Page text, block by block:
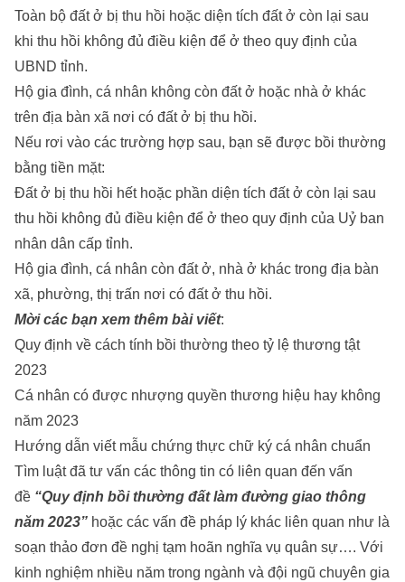
Toàn bộ đất ở bị thu hồi hoặc diện tích đất ở còn lại sau
khi thu hồi không đủ điều kiện để ở theo quy định của
UBND tỉnh.
Hộ gia đình, cá nhân không còn đất ở hoặc nhà ở khác
trên địa bàn xã nơi có đất ở bị thu hồi.
Nếu rơi vào các trường hợp sau, bạn sẽ được bồi thường
bằng tiền mặt:
Đất ở bị thu hồi hết hoặc phần diện tích đất ở còn lại sau
thu hồi không đủ điều kiện để ở theo quy định của Uỷ ban
nhân dân cấp tỉnh.
Hộ gia đình, cá nhân còn đất ở, nhà ở khác trong địa bàn
xã, phường, thị trấn nơi có đất ở thu hồi.
Mời các bạn xem thêm bài viết:
Quy định về cách tính bồi thường theo tỷ lệ thương tật
2023
Cá nhân có được nhượng quyền thương hiệu hay không
năm 2023
Hướng dẫn viết mẫu chứng thực chữ ký cá nhân chuẩn
Tìm luật đã tư vấn các thông tin có liên quan đến vấn
đề “Quy định bồi thường đất làm đường giao thông
năm 2023” hoặc các vấn đề pháp lý khác liên quan như là
soạn thảo đơn đề nghị tạm hoãn nghĩa vụ quân sự…. Với
kinh nghiệm nhiều năm trong ngành và đội ngũ chuyên gia